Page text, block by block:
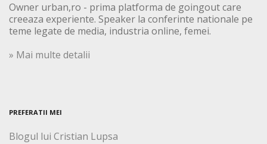
Owner urban,ro - prima platforma de goingout care
creeaza experiente. Speaker la conferinte nationale pe
teme legate de media, industria online, femei.
» Mai multe detalii
PREFERATII MEI
Blogul lui Cristian Lupsa